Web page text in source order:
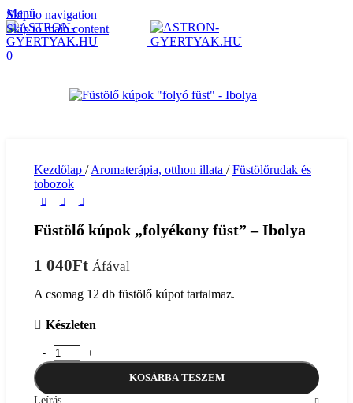
Skip to navigation
Skip to main content
Menü
0
Kezdőlap / Aromaterápia, otthon illata / Füstölőrudak és
tobozok
Füstölő kúpok „folyékony füst” – Ibolya
1 040Ft Áfával
A csomag 12 db füstölő kúpot tartalmaz.
Készleten
Füstölő kúpok "folyékony füst" - Ibolya mennyiség
KOSÁRBA TESZEM
Leírás